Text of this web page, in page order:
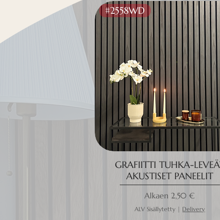
#2558WD
GRAFIITTI TUHKA-
AKUSTISET PANEELIT
Alkaen2,50 €
Alehinta
ALV Sisällytetty | Delivery